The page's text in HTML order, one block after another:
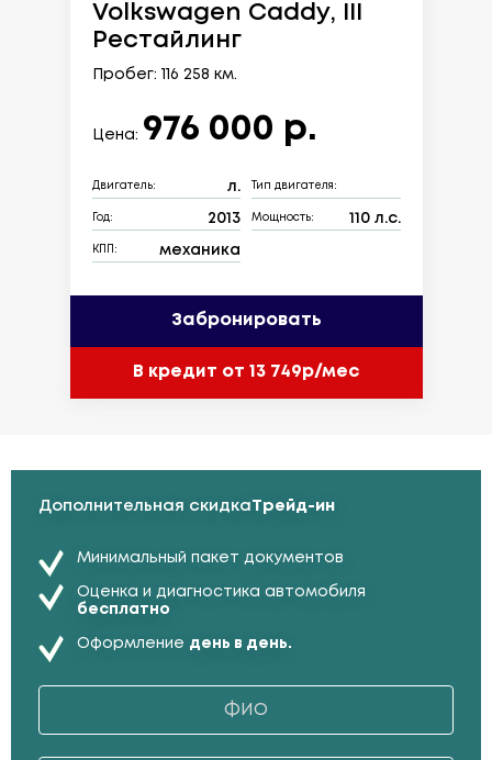
Volkswagen Caddy, III
Рестайлинг
Пробег: 116 258 км.
Цена: 976 000 р.
Двигатель: л. Тип двигателя:
Год: 2013 Мощность: 110 л.с.
КПП: механика
Забронировать
В кредит от 13 749р/мес
Дополнительная скидкаТрейд-ин
Минимальный пакет документов
Оценка и диагностика автомобиля
бесплатно
Оформление день в день.